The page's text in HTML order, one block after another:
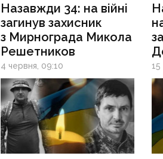
Назавжди 34: на війні
загинув захисник
з Мирнограда Микола
Решетников
4 червня, 09:10 15